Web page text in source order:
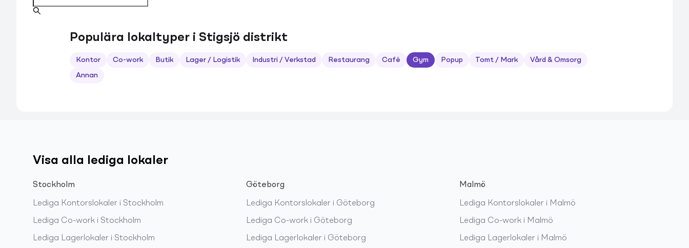
Populära lokaltyper i Stigsjö distrikt
Kontor Co-work Butik Lager / Logistik Industri / Verkstad Restaurang Café Gym Popup Tomt / Mark Vård & Omsorg
Annan
Visa alla lediga lokaler
Stockholm
Lediga Kontorslokaler i Stockholm
Lediga Co-work i Stockholm
Lediga Lagerlokaler i Stockholm
Göteborg
Lediga Kontorslokaler i Göteborg
Lediga Co-work i Göteborg
Lediga Lagerlokaler i Göteborg
Malmö
Lediga Kontorslokaler i Malmö
Lediga Co-work i Malmö
Lediga Lagerlokaler i Malmö